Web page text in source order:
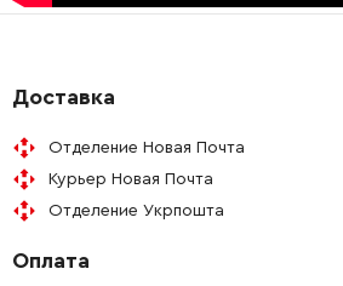
Доставка
Отделение Новая Почта
Курьер Новая Почта
Отделение Укрпошта
Оплата